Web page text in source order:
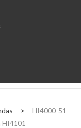
>
HI4000-51
HI4101